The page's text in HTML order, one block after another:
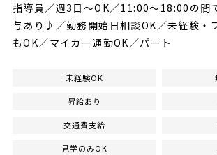
指導員／週3日～OK／11:00～18:00の間
与あり♪／勤務開始日相談OK／未経験・
もOK／マイカー通勤OK／パート
未経験OK
昇給あり
交通費支給
見学のみOK